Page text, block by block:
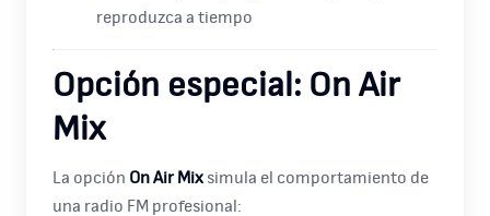
reproduzca a tiempo
Opción especial: On Air
Mix
La opción On Air Mix simula el comportamiento de
una radio FM profesional: